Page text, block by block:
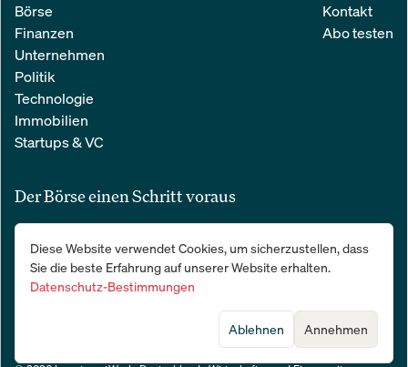
Börse
Finanzen
Unternehmen
Politik
Technologie
Immobilien
Startups & VC
Kontakt
Abo testen
Der Börse einen Schritt voraus
Alle relevanten Nachrichten aus Wirtschaft und Finanzen in einer
einfachen E-Mail. 100 % kostenlos:
Diese Website verwendet Cookies, um sicherzustellen, dass
Sie die beste Erfahrung auf unserer Website erhalten.
Datenschutz-Bestimmungen
Annehmen
Ablehnen